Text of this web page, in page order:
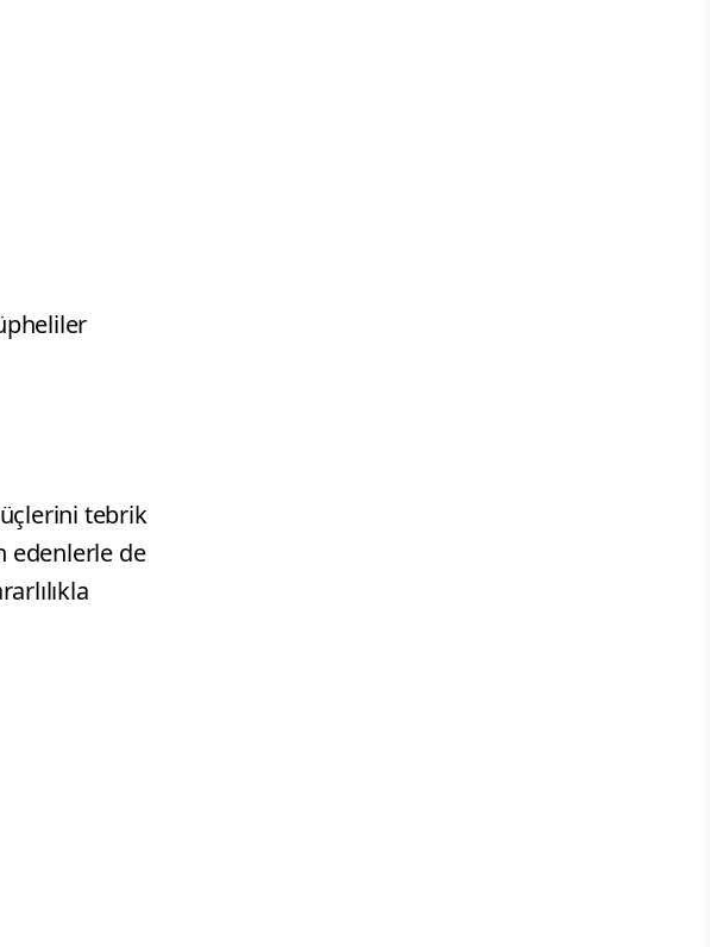
tebrik
edenlerle de